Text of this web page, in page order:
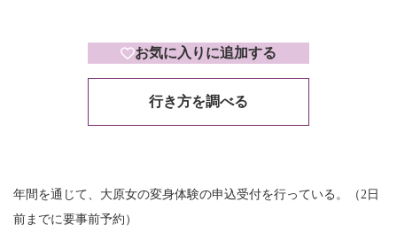
お気に入りに追加する
行き方を調べる
年間を通じて、大原女の変身体験の申込受付を行っている。（2日
前までに要事前予約）